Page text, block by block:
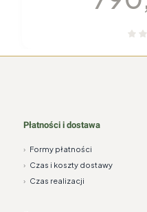
Płatności i dostawa
› Formy płatności
› Czas i koszty dostawy
› Czas realizacji